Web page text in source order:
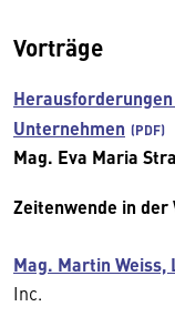
Vorträge
Unternehmen
Mag. Eva Maria
Zeitenwende in
Mag. Martin Weiss,
Inc.